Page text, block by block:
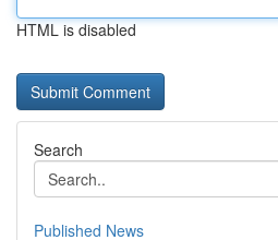
HTML is disabled
Search
Published News